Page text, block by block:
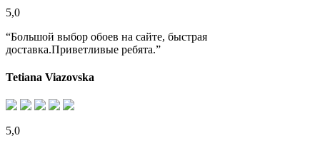
5,0
“Большой выбор обоев на сайте, быстрая
доставка.Приветливые ребята.”
Tetiana Viazovska
5,0